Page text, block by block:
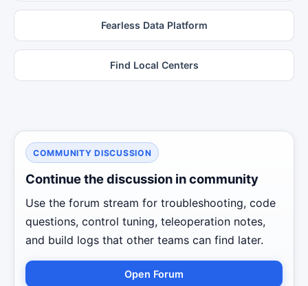
Fearless Data Platform
Find Local Centers
COMMUNITY DISCUSSION
Continue the discussion in community
Use the forum stream for troubleshooting, code
questions, control tuning, teleoperation notes,
and build logs that other teams can find later.
Open Forum